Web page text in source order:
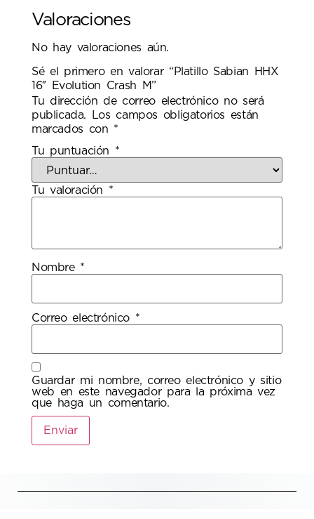
Valoraciones
No hay valoraciones aún.
Sé el primero en valorar “Platillo Sabian HHX
16″ Evolution Crash M”
Tu dirección de correo electrónico no será
publicada.
Los campos obligatorios están
marcados con *
Tu puntuación *
Tu valoración *
Nombre *
Correo electrónico *
Guardar mi nombre, correo electrónico y sitio
web en este navegador para la próxima vez
que haga un comentario.